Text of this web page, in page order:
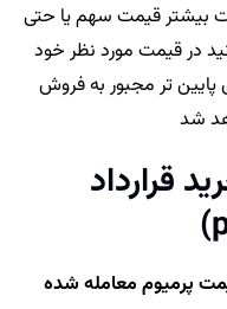
بیشتر قیمت سهم یا حتی
در قیمت مورد نظر خود
تر مجبور به فروش
شد
قرارداد
پرمیوم معامله شده